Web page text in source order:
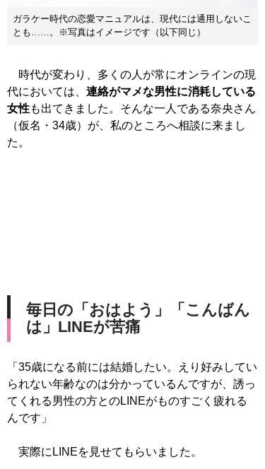
ガラケー時代の恋愛マニュアルは、現代には通用しないこ
とも……。※写真はイメージです（以下同じ）
時代が変わり、多くの人が常にオンラインの現
代においては、 連絡がマメな男性に消耗している
女性も出てきました。そんな一人である奈央さん
（仮名・34歳）が、私のところへ相談に来まし
た。
毎日の「おはよう」「こんばん
は」LINEが苦痛
「35歳になる前には結婚したい。えり好みしてい
られない年齢なのは分かっているんですが、誘っ
てくれる男性の方とのLINEがものすごく疲れる
んです」
実際にLINEを見せてもらいました。